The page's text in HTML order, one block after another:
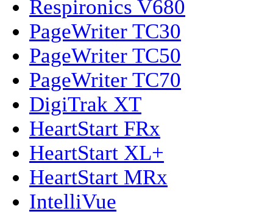
Respironics V680
PageWriter TC30
PageWriter TC50
PageWriter TC70
DigiTrak XT
HeartStart FRx
HeartStart XL+
HeartStart MRx
IntelliVue